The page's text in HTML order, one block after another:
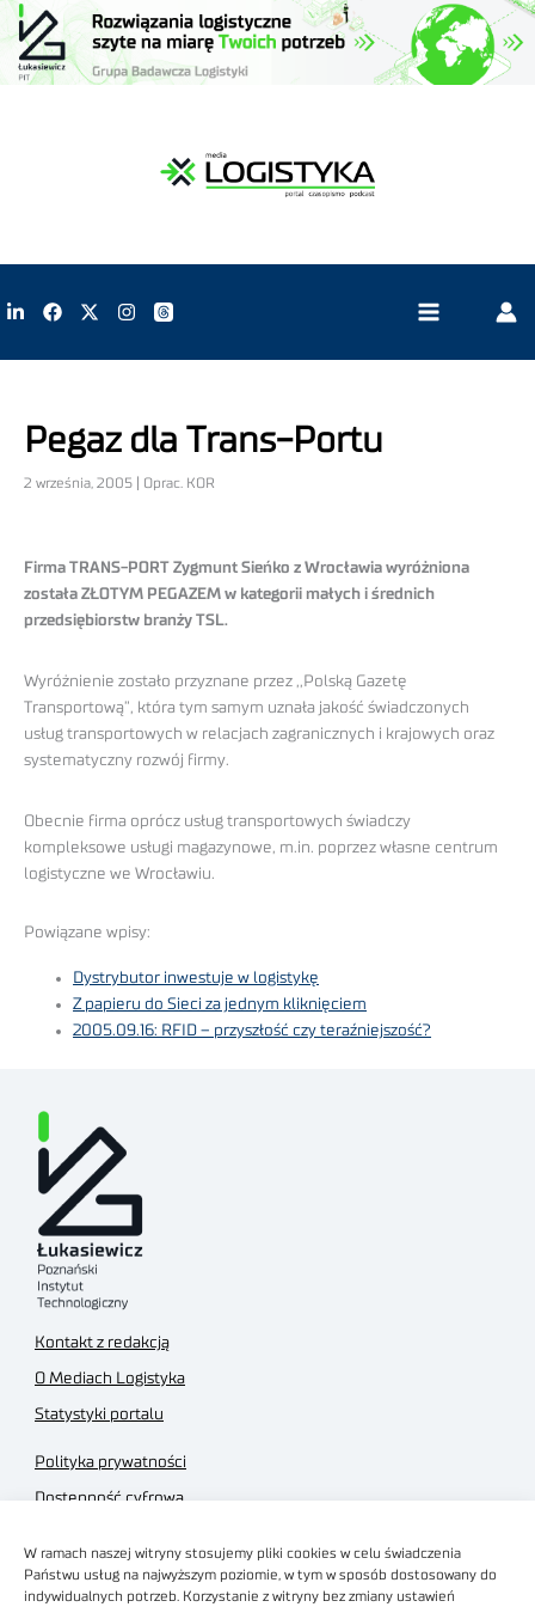
W ramach naszej witryny stosujemy pliki cookies w celu świadczenia
Państwu usług na najwyższym poziomie, w tym w sposób dostosowany do
indywidualnych potrzeb. Korzystanie z witryny bez zmiany ustawień
Pegaz dla Trans-Portu
2 września, 2005 | Oprac. KOR
Firma TRANS-PORT Zygmunt Sieńko z Wrocławia wyróżniona
została ZŁOTYM PEGAZEM w kategorii małych i średnich
przedsiębiorstw branży TSL.
Wyróżnienie zostało przyznane przez ,,Polską Gazetę
Transportową”, która tym samym uznała jakość świadczonych
usług transportowych w relacjach zagranicznych i krajowych oraz
systematyczny rozwój firmy.
Obecnie firma oprócz usług transportowych świadczy
kompleksowe usługi magazynowe, m.in. poprzez własne centrum
logistyczne we Wrocławiu.
Powiązane wpisy:
Dystrybutor inwestuje w logistykę
Z papieru do Sieci za jednym kliknięciem
2005.09.16: RFID – przyszłość czy teraźniejszość?
Kontakt z redakcją
O Mediach Logistyka
Statystyki portalu
Polityka prywatności
Dostępność cyfrowa
Regulamin sklepu